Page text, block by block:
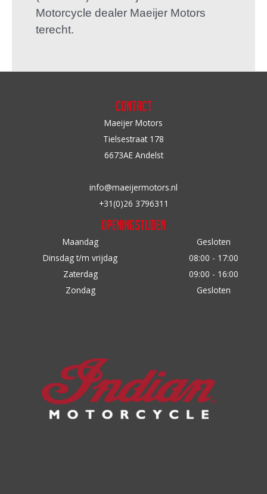
Motorcycle dealer Maeijer Motors
terecht.
Contact
Maeijer Motors
Tielsestraat 178
6673AE Andelst
info@maeijermotors.nl
+31(0)26 3796311
Openingstijden
Maandag
Gesloten
Dinsdag t/m vrijdag
08:00 - 17:00
Zaterdag
09:00 - 16:00
Zondag
Gesloten